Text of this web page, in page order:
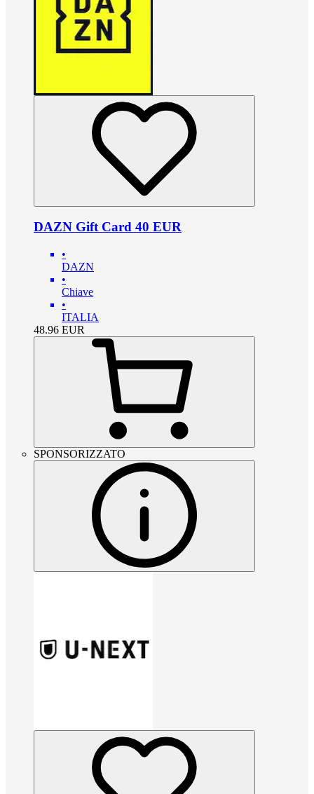
DAZN Gift Card 40 EUR
•
DAZN
•
Chiave
•
ITALIA
48.96 EUR
SPONSORIZZATO